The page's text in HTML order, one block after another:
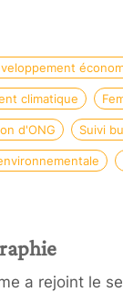
climatique
d'ONG Suivi
a rejoint le